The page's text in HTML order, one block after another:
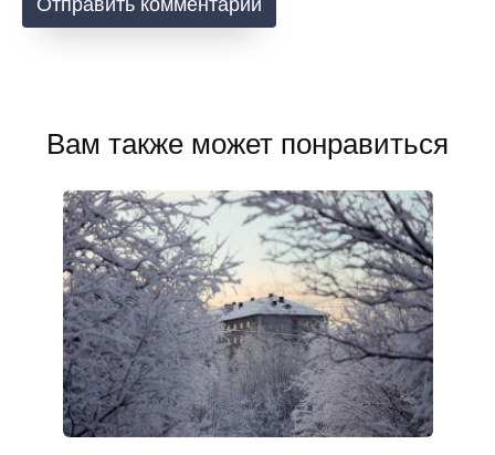
Вам также может понравиться